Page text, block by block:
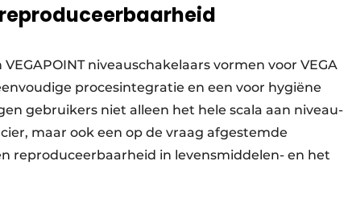
niveauschakelaars vormen voor VEGA
procesintegratie en een voor hygiëne
gebruikers niet alleen het hele scala aan niveau-
maar ook een op de vraag afgestemde
reproduceerbaarheid in levensmiddelen- en het